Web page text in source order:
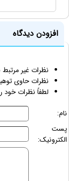
افزودن دیدگاه
نظرات غیر
نظرات حاوی
لطفاً نظرات خود
نام:
پست
الکترونیک: